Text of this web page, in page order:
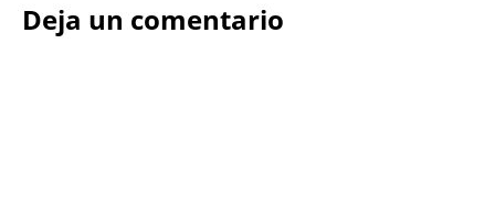
Deja un comentario